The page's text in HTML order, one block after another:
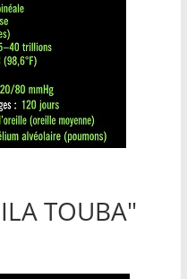
TOUBA"